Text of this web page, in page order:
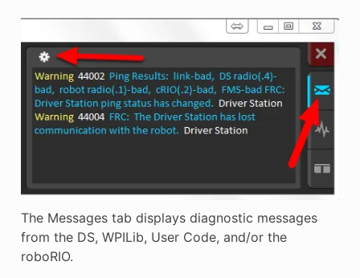
The Messages tab displays diagnostic messages
from the DS, WPILib, User Code, and/or the
roboRIO.